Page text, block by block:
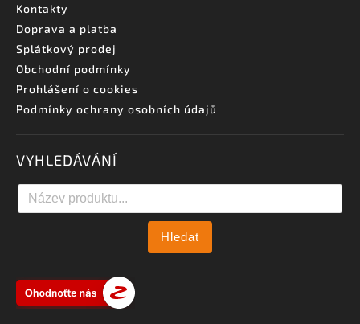
Kontakty
Doprava a platba
Splátkový prodej
Obchodní podmínky
Prohlášení o cookies
Podmínky ochrany osobních údajů
VYHLEDÁVÁNÍ
Hledat